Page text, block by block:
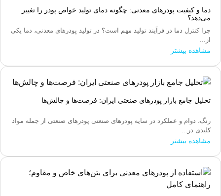
دما و کیفیت پودرهای معدنی: چگونه دمای تولید خواص پودر را تغییر
می‌دهد؟
چرا کنترل دما در فرآیند تولید مهم است؟ در تولید پودرهای معدنی، دما یکی
از...
مشاهده بیشتر
تحلیل جامع بازار پودرهای صنعتی ایران: فرصت‌ها و چالش‌ها
رنگ، دوام و عملکرد در سایه پودرهای صنعتی پودرهای صنعتی از جمله مواد
کلیدی در...
مشاهده بیشتر